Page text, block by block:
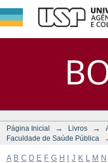
Página Inicial → Livros →
Faculdade de Saúde Pública
A B C D E F G H J K M N